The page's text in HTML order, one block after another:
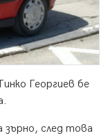
Георгиев бе
зърно, след това